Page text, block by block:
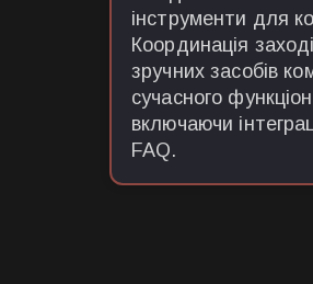
інструменти для
Координація
зручних засобів
сучасного
включаючи
FAQ.